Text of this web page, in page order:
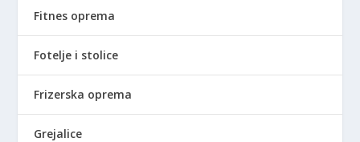
Fitnes oprema
Fotelje i stolice
Frizerska oprema
Grejalice